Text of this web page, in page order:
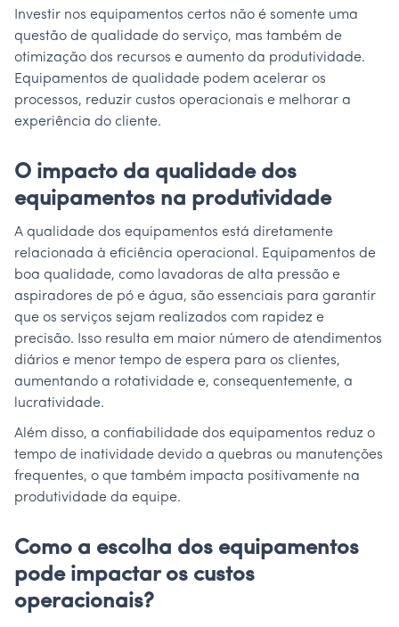
Investir nos equipamentos certos não é somente uma
questão de qualidade do serviço, mas também de
otimização dos recursos e aumento da produtividade.
Equipamentos de qualidade podem acelerar os
processos, reduzir custos operacionais e melhorar a
experiência do cliente.
O impacto da qualidade dos
equipamentos na produtividade
A qualidade dos equipamentos está diretamente
relacionada à eficiência operacional. Equipamentos de
boa qualidade, como lavadoras de alta pressão e
aspiradores de pó e água, são essenciais para garantir
que os serviços sejam realizados com rapidez e
precisão. Isso resulta em maior número de atendimentos
diários e menor tempo de espera para os clientes,
aumentando a rotatividade e, consequentemente, a
lucratividade.
Além disso, a confiabilidade dos equipamentos reduz o
tempo de inatividade devido a quebras ou manutenções
frequentes, o que também impacta positivamente na
produtividade da equipe.
Como a escolha dos equipamentos
pode impactar os custos
operacionais?